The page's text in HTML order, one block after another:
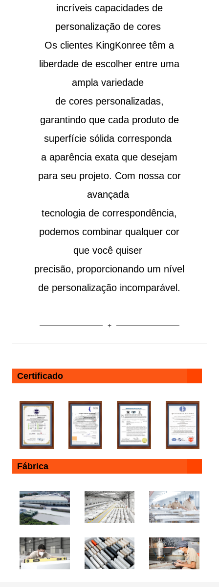
incríveis capacidades de
personalização de cores
Os clientes KingKonree têm a
liberdade de escolher entre uma
ampla variedade
de cores personalizadas,
garantindo que cada produto de
superfície sólida corresponda
a aparência exata que desejam
para seu projeto. Com nossa cor
avançada
tecnologia de correspondência,
podemos combinar qualquer cor
que você quiser
precisão, proporcionando um nível
de personalização incomparável.
Certificado
Fábrica